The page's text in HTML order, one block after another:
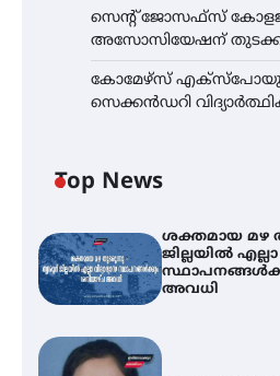
സെന്റ് ജോസഫ്സ്
അസോസിയേഷന്
കോമേഴ്സ്
സെക്കൻഡറി
Top News
ശക്തമായ
ജില്ലയിൽ എല്ലാ
അവധി